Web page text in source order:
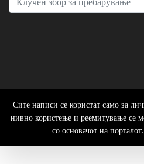
Сите написи се користат само за
нивно користење и реемитување се
со основачот на